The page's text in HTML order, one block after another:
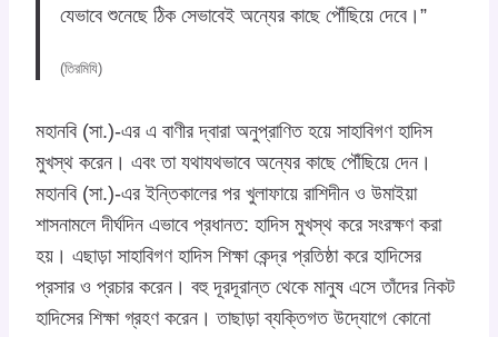
যেভাবে শুনেছে ঠিক সেভাবেই অন্যের কাছে পৌঁছিয়ে দেবে।”
(তিরমিযি)
মহানবি (সা.)-এর এ বাণীর দ্বারা অনুপ্রাণিত হয়ে সাহাবিগণ হাদিস
মুখস্থ করেন। এবং তা যথাযথভাবে অন্যের কাছে পৌঁছিয়ে দেন।
মহানবি (সা.)-এর ইন্তিকালের পর খুলাফায়ে রাশিদীন ও উমাইয়া
শাসনামলে দীর্ঘদিন এভাবে প্রধানত: হাদিস মুখস্থ করে সংরক্ষণ করা
হয়। এছাড়া সাহাবিগণ হাদিস শিক্ষা কেন্দ্র প্রতিষ্ঠা করে হাদিসের
প্রসার ও প্রচার করেন। বহু দূরদূরান্ত থেকে মানুষ এসে তাঁদের নিকট
হাদিসের শিক্ষা গ্রহণ করেন। তাছাড়া ব্যক্তিগত উদ্যোগে কোনো